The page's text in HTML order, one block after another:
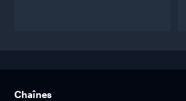
Chaînes